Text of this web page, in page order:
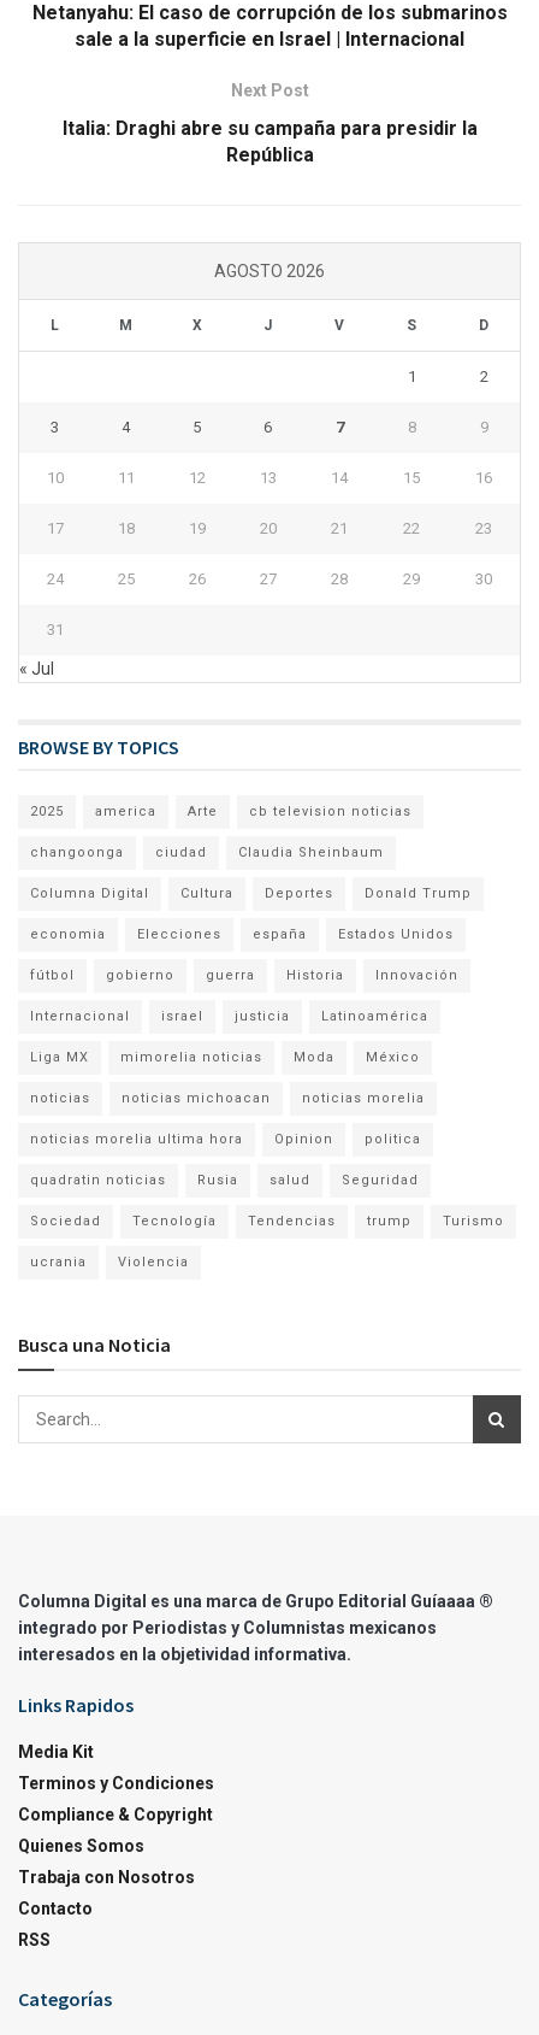
Netanyahu: El caso de corrupción de los submarinos
sale a la superficie en Israel | Internacional
Next Post
Italia: Draghi abre su campaña para presidir la
República
AGOSTO 2026
L M X J V S D
1 2
3 4 5 6 7 8 9
10 11 12 13 14 15 16
17 18 19 20 21 22 23
24 25 26 27 28 29 30
31
« Jul
BROWSE BY TOPICS
2025 america Arte cb television noticias
changoonga ciudad Claudia Sheinbaum
Columna Digital Cultura Deportes Donald Trump
economia Elecciones españa Estados Unidos
fútbol gobierno guerra Historia Innovación
Internacional israel justicia Latinoamérica
Liga MX mimorelia noticias Moda México
noticias noticias michoacan noticias morelia
noticias morelia ultima hora Opinion politica
quadratin noticias Rusia salud Seguridad
Sociedad Tecnología Tendencias trump Turismo
ucrania Violencia
Busca una Noticia
Columna Digital es una marca de Grupo Editorial Guíaaaa ®
integrado por Periodistas y Columnistas mexicanos
interesados en la objetividad informativa.
Links Rapidos
Media Kit
Terminos y Condiciones
Compliance & Copyright
Quienes Somos
Trabaja con Nosotros
Contacto
RSS
Categorías